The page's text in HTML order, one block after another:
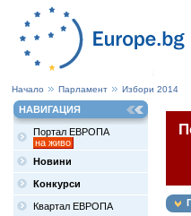
Начало Парламент Избори 2014
НАВИГАЦИЯ
Портал ЕВРОПА
на живо
Новини
Конкурси
Квартал ЕВРОПА